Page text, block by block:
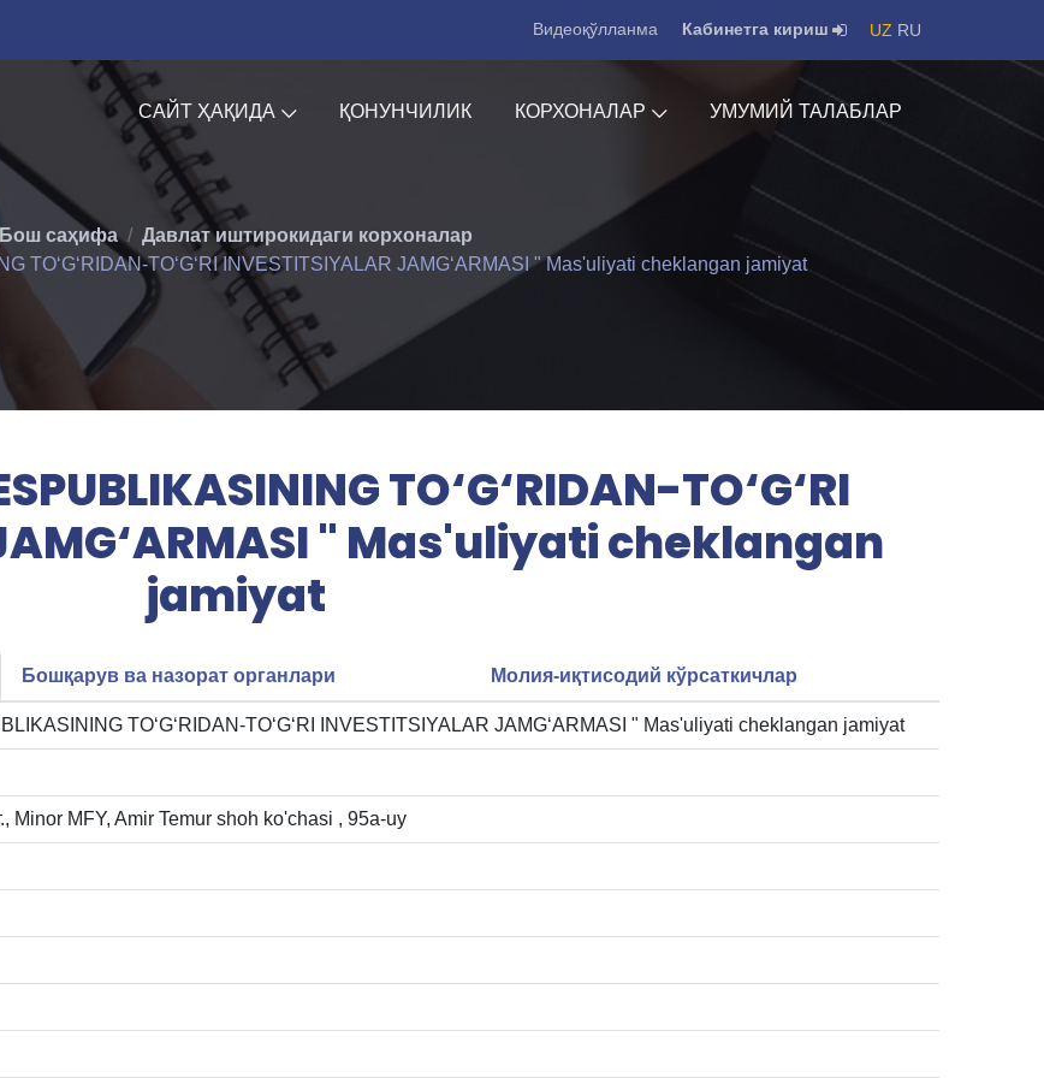
Видеоқўлланма Кабинетга кириш UZ RU
САЙТ ҲАҚИДА ҚОНУНЧИЛИК КОРХОНАЛАР УМУМИЙ ТАЛАБЛАР
Бош саҳифа
Давлат иштирокидаги корхоналар
TO‘G‘RIDAN-TO‘G‘RI INVESTITSIYALAR JAMG‘ARMASI " Mas'uliyati cheklangan jamiyat
TO‘G‘RIDAN-TO‘G‘RI
" Mas'uliyati cheklangan
jamiyat
Бошқарув ва назорат органлари Молия-иқтисодий кўрсаткичлар
TO‘G‘RIDAN-TO‘G‘RI INVESTITSIYALAR JAMG‘ARMASI " Mas'uliyati cheklangan jamiyat
Minor MFY, Amir Temur shoh ko'chasi , 95а-uy